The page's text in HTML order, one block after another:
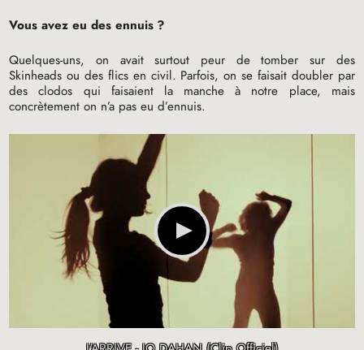
Vous avez eu des ennuis ?
Quelques-uns, on avait surtout peur de tomber sur des
Skinheads ou des flics en civil. Parfois, on se faisait doubler par
des clodos qui faisaient la manche à notre place, mais
concrètement on n’a pas eu d’ennuis.